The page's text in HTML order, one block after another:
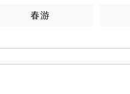
春游